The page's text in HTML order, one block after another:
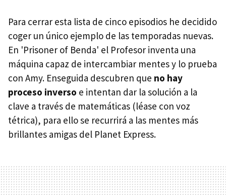
Para cerrar esta lista de cinco episodios he decidido
coger un único ejemplo de las temporadas nuevas.
En 'Prisoner of Benda' el Profesor inventa una
máquina capaz de intercambiar mentes y lo prueba
con Amy. Enseguida descubren que no hay
proceso inverso e intentan dar la solución a la
clave a través de matemáticas (léase con voz
tétrica), para ello se recurrirá a las mentes más
brillantes amigas del Planet Express.